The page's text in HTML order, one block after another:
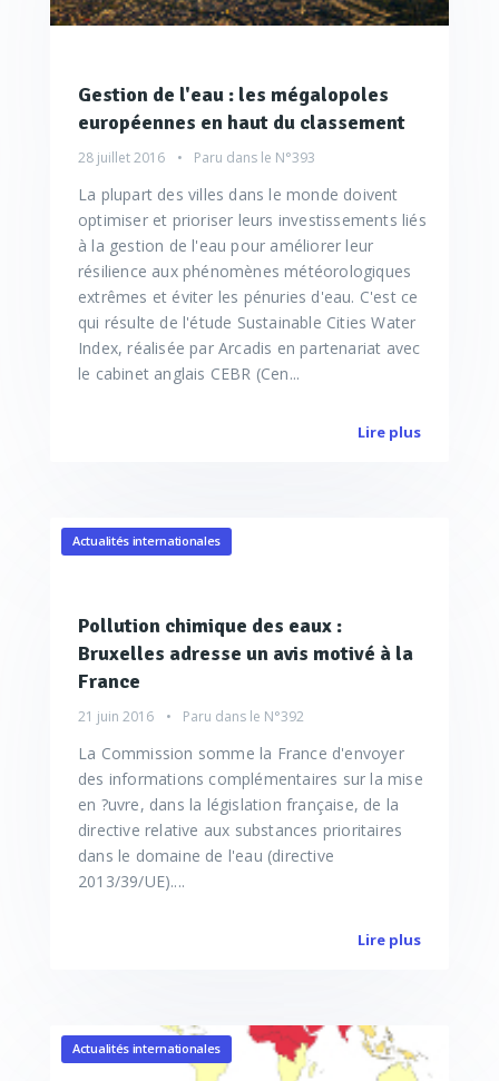
Gestion de l'eau : les mégalopoles
européennes en haut du classement
28 juillet 2016 Paru dans le N°393
La plupart des villes dans le monde doivent
optimiser et prioriser leurs investissements liés
à la gestion de l'eau pour améliorer leur
résilience aux phénomènes météorologiques
extrêmes et éviter les pénuries d'eau. C'est ce
qui résulte de l'étude Sustainable Cities Water
Index, réalisée par Arcadis en partenariat avec
le cabinet anglais CEBR (Cen...
Lire plus
Actualités internationales
Pollution chimique des eaux :
Bruxelles adresse un avis motivé à la
France
21 juin 2016 Paru dans le N°392
La Commission somme la France d'envoyer
des informations complémentaires sur la mise
en ?uvre, dans la législation française, de la
directive relative aux substances prioritaires
dans le domaine de l'eau (directive
2013/39/UE)....
Lire plus
Actualités internationales